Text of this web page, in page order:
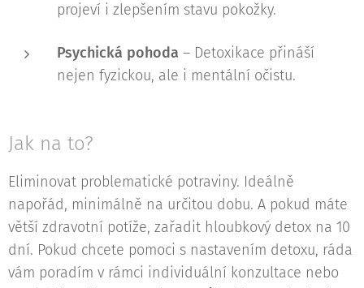
projeví i zlepšením stavu pokožky.
Psychická pohoda – Detoxikace přináší
nejen fyzickou, ale i mentální očistu.
Jak na to?
Eliminovat problematické potraviny. Ideálně
napořád, minimálně na určitou dobu. A pokud máte
větší zdravotní potíže, zařadit hloubkový detox na 10
dní. Pokud chcete pomoci s nastavením detoxu, ráda
vám poradím v rámci individuální konzultace nebo